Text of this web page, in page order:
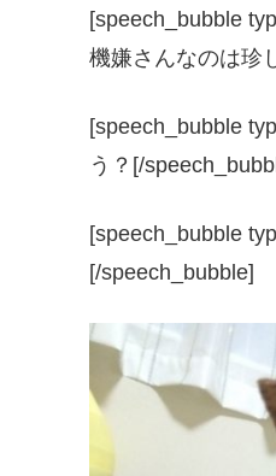
[speech_bubble
機嫌さんなのは珍
[speech_bubble
う？[/
[speech_bubble
[/speech_bubble]